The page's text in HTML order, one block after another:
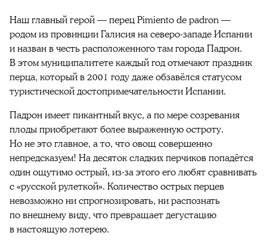
Наш главный герой — перец Pimiento de padron —
родом из провинции Галисия на северо-западе Испании
и назван в честь расположенного там города Падрон.
В этом муниципалитете каждый год отмечают праздник
перца, который в 2001 году даже обзавёлся статусом
туристической достопримечательности Испании.
Падрон имеет пикантный вкус, а по мере созревания
плоды приобретают более выраженную остроту.
Но не это главное, а то, что овощ совершенно
непредсказуем! На десяток сладких перчиков попадётся
один ощутимо острый, из-за этого его любят сравнивать
с «русской рулеткой». Количество острых перцев
невозможно ни спрогнозировать, ни распознать
по внешнему виду, что превращает дегустацию
в настоящую лотерею.